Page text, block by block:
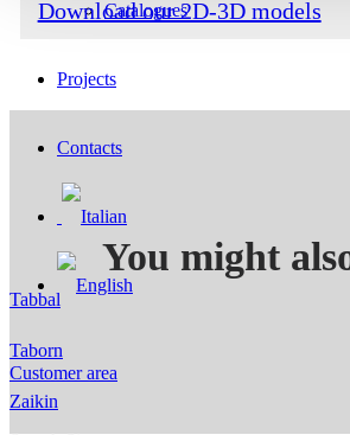
Catalogues
Projects
Contacts
Customer area
Download our 2D-3D models
You might
Tabbal
Taborn
Zaikin